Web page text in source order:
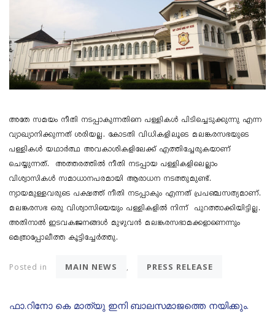
അതേ സമയം നീതി നടപ്പാകുന്നതിനെ പള്ളികൾ പിടിച്ചെടുക്കുന്നു എന്ന
വ്യാഖ്യാനിക്കുന്നത് ശരിയല്ല. കോടതി വിധികളിലൂടെ മലങ്കരസഭയുടെ
പള്ളികൾ യഥാർത്ഥ അവകാശികളിലേക്ക് എത്തിച്ചേരുകയാണ്
ചെയ്യുന്നത്. അത്തരത്തിൽ നീതി നടപ്പായ പള്ളികളിലെല്ലാം
വിശ്വാസികൾ സമാധാനപരമായി ആരാധന നടത്തുമുണ്ട്.
ന്യായമുള്ളവരുടെ പക്ഷത്ത് നീതി നടപ്പാകും എന്നത് പ്രപഞ്ചസത്യമാണ്.
മലങ്കരസഭ ഒരു വിശ്വാസിയെയും പള്ളികളിൽ നിന്ന് പുറത്താക്കിയിട്ടില്ല.
അതിനാൽ ഇടവകജനങ്ങൾ മുഴുവൻ മലങ്കരസഭാമക്കളാണെന്നും
മെത്രാപ്പോലീത്ത കൂട്ടിച്ചേർത്തു.
Posted in MAIN NEWS , PRESS RELEASE
ഫാ.റിനോ കെ മാത്യു ഇനി ബാലസമാജത്തെ നയിക്കും.